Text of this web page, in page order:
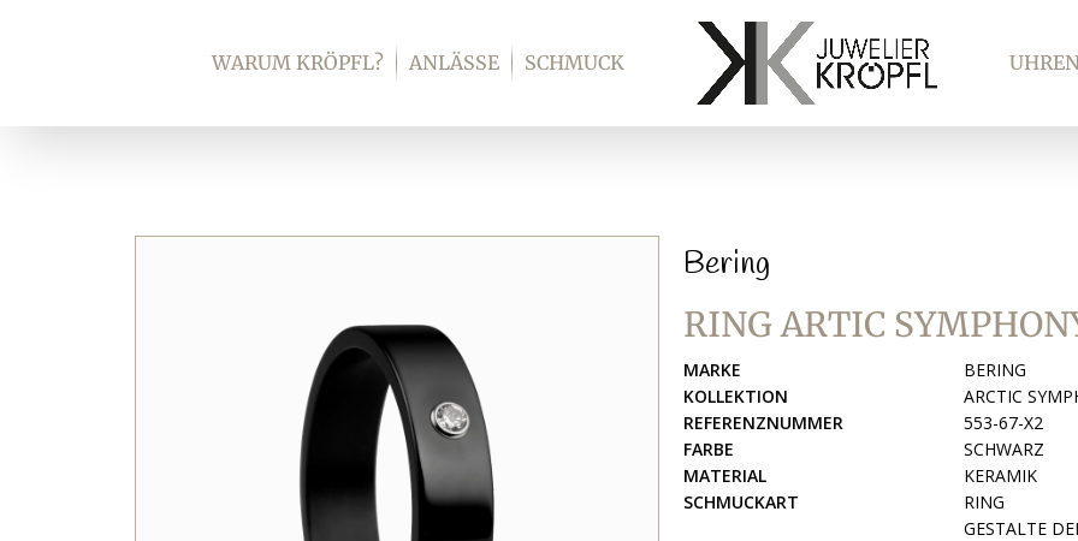
WARUM KRÖPFL? ANLÄSSE SCHMUCK
Bering
RING ARTIC
MARKE
BERING
KOLLEKTION
ARCTIC
REFERENZNUMMER
553-67-X2
FARBE
SCHWARZ
MATERIAL
KERAMIK
SCHMUCKART
RING
GESTALTE